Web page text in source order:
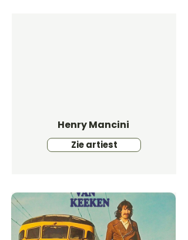
Henry Mancini
Zie artiest